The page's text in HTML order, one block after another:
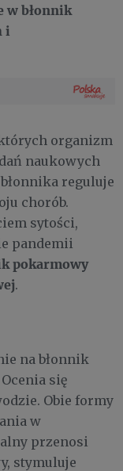
w błonnik
i
organizm
naukowych
reguluje
chorób.
sytości,
pandemii
pokarmowy
.
na błonnik
się
Obie formy
w
przenosi
stymuluje